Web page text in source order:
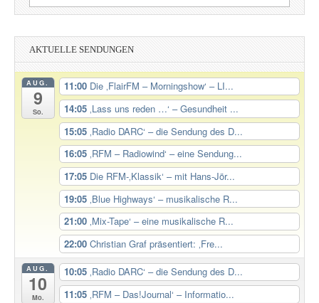
nach:
AKTUELLE SENDUNGEN
AUG.
9
So.
11:00 Die ‚FlairFM – Morningshow‘ – LI...
14:05 ‚Lass uns reden …‘ – Gesundheit ...
15:05 ‚Radio DARC‘ – die Sendung des D...
16:05 ‚RFM – Radiowind‘ – eine Sendung...
17:05 Die RFM-‚Klassik‘ – mit Hans-Jör...
19:05 ‚Blue Highways‘ – musikalische R...
21:00 ‚Mix-Tape‘ – eine musikalische R...
22:00 Christian Graf präsentiert: ‚Fre...
AUG.
10
Mo.
10:05 ‚Radio DARC‘ – die Sendung des D...
11:05 ‚RFM – Das!Journal‘ – Informatio...